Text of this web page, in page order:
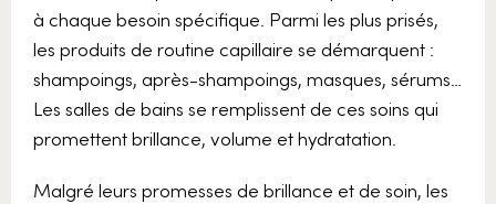
à chaque besoin spécifique. Parmi les plus prisés,
les produits de routine capillaire se démarquent :
shampoings, après-shampoings, masques, sérums…
Les salles de bains se remplissent de ces soins qui
promettent brillance, volume et hydratation.
Malgré leurs promesses de brillance et de soin, les